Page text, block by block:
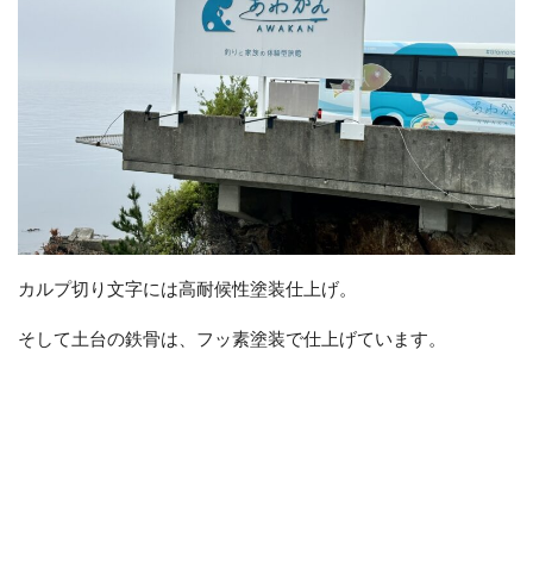
カルプ切り文字には高耐候性塗装仕上げ。
そして土台の鉄骨は、フッ素塗装で仕上げています。